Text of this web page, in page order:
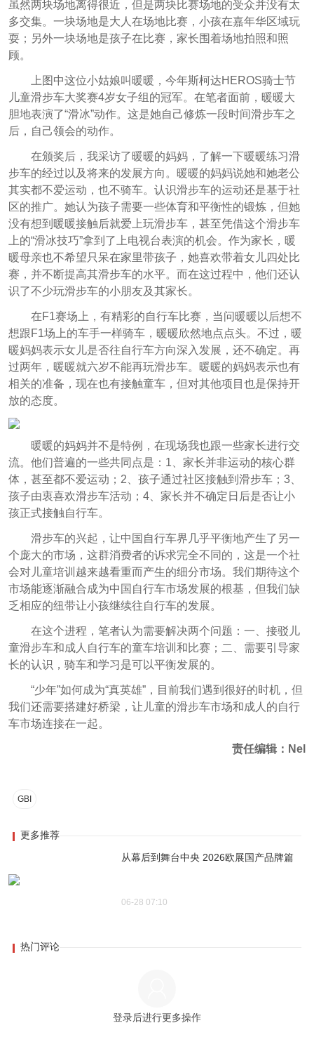
虽然两块场地离得很近，但是两块比赛场地的受众并没有太
多交集。一块场地是大人在场地比赛，小孩在嘉年华区域玩
耍；另外一块场地是孩子在比赛，家长围着场地拍照和照
顾。
上图中这位小姑娘叫暖暖，今年斯柯达HEROS骑士节
儿童滑步车大奖赛4岁女子组的冠军。在笔者面前，暖暖大
胆地表演了“滑冰”动作。这是她自己修炼一段时间滑步车之
后，自己领会的动作。
在颁奖后，我采访了暖暖的妈妈，了解一下暖暖练习滑
步车的经过以及将来的发展方向。暖暖的妈妈说她和她老公
其实都不爱运动，也不骑车。认识滑步车的运动还是基于社
区的推广。她认为孩子需要一些体育和平衡性的锻炼，但她
没有想到暖暖接触后就爱上玩滑步车，甚至凭借这个滑步车
上的“滑冰技巧”拿到了上电视台表演的机会。作为家长，暖
暖母亲也不希望只呆在家里带孩子，她喜欢带着女儿四处比
赛，并不断提高其滑步车的水平。而在这过程中，他们还认
识了不少玩滑步车的小朋友及其家长。
在F1赛场上，有精彩的自行车比赛，当问暖暖以后想不
想跟F1场上的车手一样骑车，暖暖欣然地点点头。不过，暖
暖妈妈表示女儿是否往自行车方向深入发展，还不确定。再
过两年，暖暖就六岁不能再玩滑步车。暖暖的妈妈表示也有
相关的准备，现在也有接触童车，但对其他项目也是保持开
放的态度。
暖暖的妈妈并不是特例，在现场我也跟一些家长进行交
流。他们普遍的一些共同点是：1、家长并非运动的核心群
体，甚至都不爱运动；2、孩子通过社区接触到滑步车；3、
孩子由衷喜欢滑步车活动；4、家长并不确定日后是否让小
孩正式接触自行车。
滑步车的兴起，让中国自行车界几乎平衡地产生了另一
个庞大的市场，这群消费者的诉求完全不同的，这是一个社
会对儿童培训越来越看重而产生的细分市场。我们期待这个
市场能逐渐融合成为中国自行车市场发展的根基，但我们缺
乏相应的纽带让小孩继续往自行车的发展。
在这个进程，笔者认为需要解决两个问题：一、接驳儿
童滑步车和成人自行车的童车培训和比赛；二、需要引导家
长的认识，骑车和学习是可以平衡发展的。
“少年”如何成为“真英雄”，目前我们遇到很好的时机，但
我们还需要搭建好桥梁，让儿童的滑步车市场和成人的自行
车市场连接在一起。
责任编辑：Nel
GBI
更多推荐
从幕后到舞台中央 2026欧展国产品牌篇
06-28 07:10
热门评论
登录后进行更多操作